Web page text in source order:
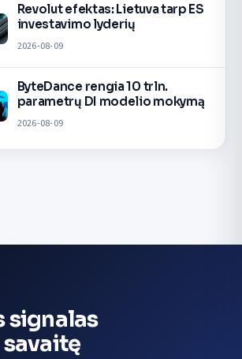
Revolut efektas: Lietuva tarp ES
investavimo lyderių
2026-08-09
ByteDance rengia 10 trln.
parametrų DI modelio mokymą
2026-08-09
signalas